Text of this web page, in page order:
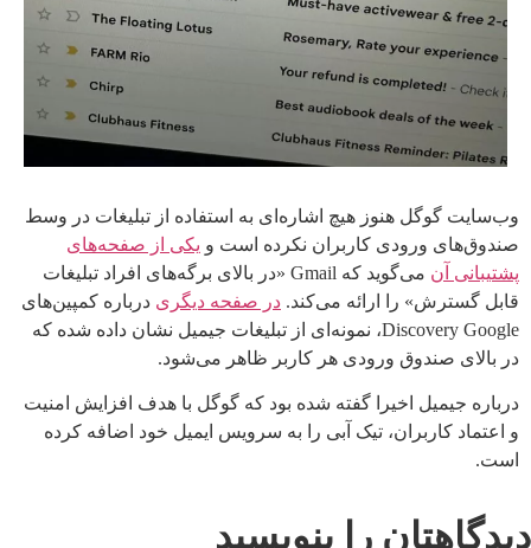
وب‌سایت گوگل هنوز هیچ اشاره‌ای به استفاده از تبلیغات در وسط
صندوق‌های ورودی کاربران نکرده است و یکی از صفحه‌های
پشتیبانی آن
می‌گوید که Gmail «در بالای برگه‌های افراد تبلیغات
قابل گسترش» را ارائه می‌کند. در صفحه دیگری درباره کمپین‌های
Discovery Google، نمونه‌ای از تبلیغات جیمیل نشان داده شده که
در بالای صندوق ورودی هر کاربر ظاهر می‌شود.
درباره جیمیل اخیرا گفته شده بود که گوگل با هدف افزایش امنیت
و اعتماد کاربران، تیک آبی را به سرویس ایمیل خود اضافه کرده
است.
دیدگاهتان را بنویسید